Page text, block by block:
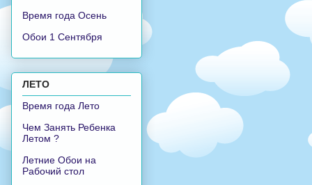
Время года Осень
Обои 1 Сентября
ЛЕТО
Время года Лето
Чем Занять Ребенка
Летом ?
Летние Обои на
Рабочий стол